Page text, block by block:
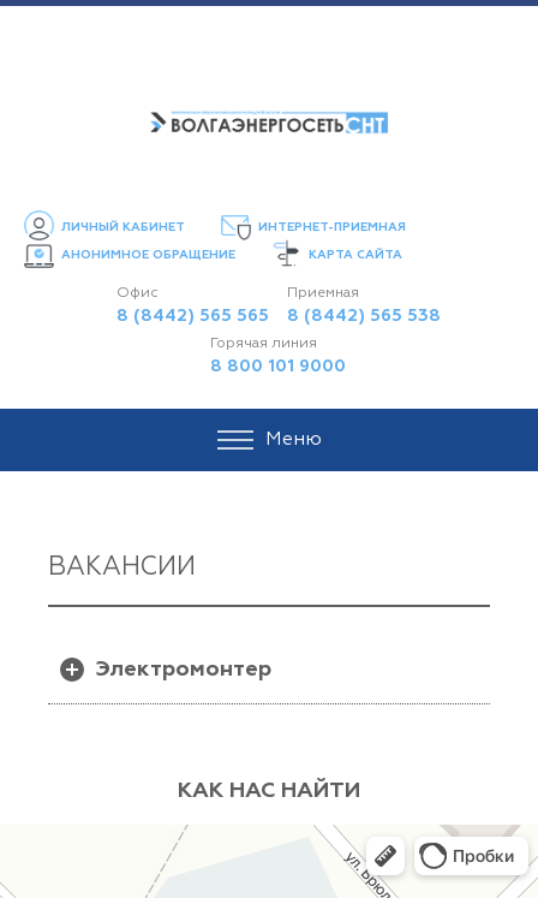
ЛИЧНЫЙ КАБИНЕТ ИНТЕРНЕТ-ПРИЕМНАЯ
АНОНИМНОЕ ОБРАЩЕНИЕ КАРТА САЙТА
Офис
8 (8442) 565 565
Приемная
8 (8442) 565 538
Горячая линия
8 800 101 9000
Меню
ВАКАНСИИ
Электромонтер
работа в ОВБ
ведение оперативных переговоров, проведение
оперативных переключений
проведение аварийно-восстановительных работ
КАК НАС НАЙТИ